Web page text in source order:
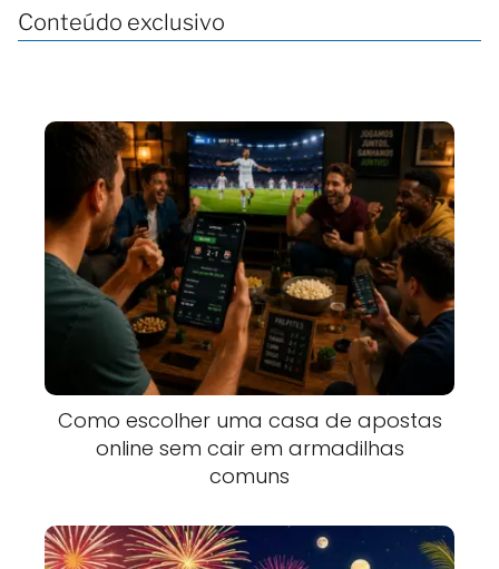
Conteúdo exclusivo
Como escolher uma casa de apostas
online sem cair em armadilhas
comuns